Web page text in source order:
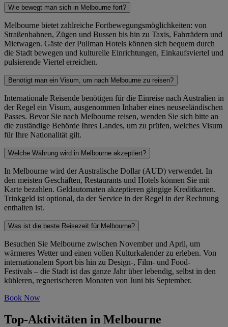
Wie bewegt man sich in Melbourne fort?
Melbourne bietet zahlreiche Fortbewegungsmöglichkeiten: von
Straßenbahnen, Zügen und Bussen bis hin zu Taxis, Fahrrädern und
Mietwagen. Gäste der Pullman Hotels können sich bequem durch
die Stadt bewegen und kulturelle Einrichtungen, Einkaufsviertel und
pulsierende Viertel erreichen.
Benötigt man ein Visum, um nach Melbourne zu reisen?
Internationale Reisende benötigen für die Einreise nach Australien in
der Regel ein Visum, ausgenommen Inhaber eines neuseeländischen
Passes. Bevor Sie nach Melbourne reisen, wenden Sie sich bitte an
die zuständige Behörde Ihres Landes, um zu prüfen, welches Visum
für Ihre Nationalität gilt.
Welche Währung wird in Melbourne akzeptiert?
In Melbourne wird der Australische Dollar (AUD) verwendet. In
den meisten Geschäften, Restaurants und Hotels können Sie mit
Karte bezahlen. Geldautomaten akzeptieren gängige Kreditkarten.
Trinkgeld ist optional, da der Service in der Regel in der Rechnung
enthalten ist.
Was ist die beste Reisezeit für Melbourne?
Besuchen Sie Melbourne zwischen November und April, um
wärmeres Wetter und einen vollen Kulturkalender zu erleben. Von
internationalem Sport bis hin zu Design-, Film- und Food-
Festivals – die Stadt ist das ganze Jahr über lebendig, selbst in den
kühleren, regnerischeren Monaten von Juni bis September.
Book Now
Top-Aktivitäten in Melbourne